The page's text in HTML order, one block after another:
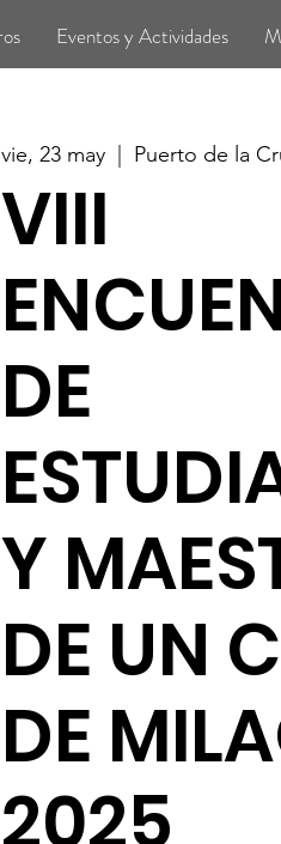
Eventos y Actividades
vie, 23 may Puerto de la
VIII
DE
Y
DE UN
DE
2025